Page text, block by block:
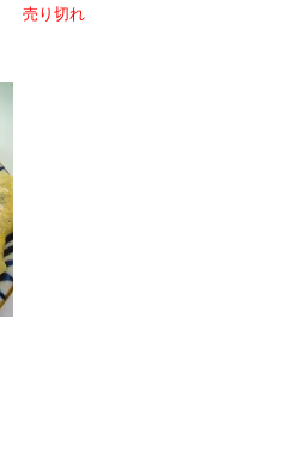
売り切れ